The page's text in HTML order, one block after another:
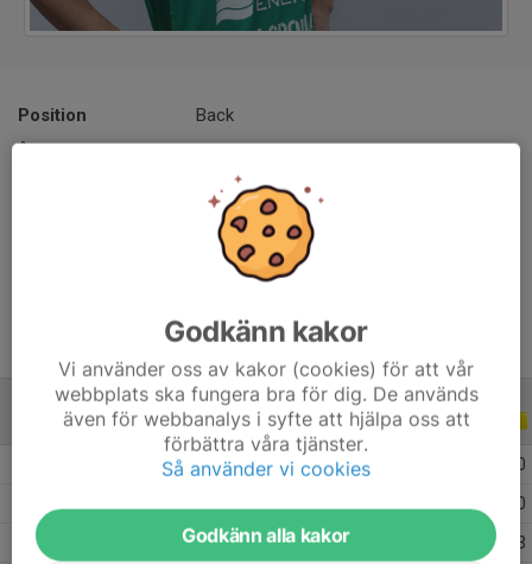
Position
Back
182 cm
70 kg
Moderklubb Sävast AIF, Hedens IF
ALLA SERIER ALLA ÅR
0
34 0 0 0
2024 3
Godkänn kakor
Vi använder oss av kakor (cookies) för att vår
webbplats ska fungera bra för dig. De används
även för webbanalys i syfte att hjälpa oss att
förbättra våra tjänster.
Så använder vi cookies
Godkänn alla kakor